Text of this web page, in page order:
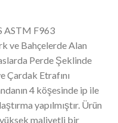
ASTM F963
ve Bahçelerde Alan
Perde Şeklinde
Çardak Etrafını
4 köşesinde ip ile
yapılmıştır. Ürün
maliyetli bir